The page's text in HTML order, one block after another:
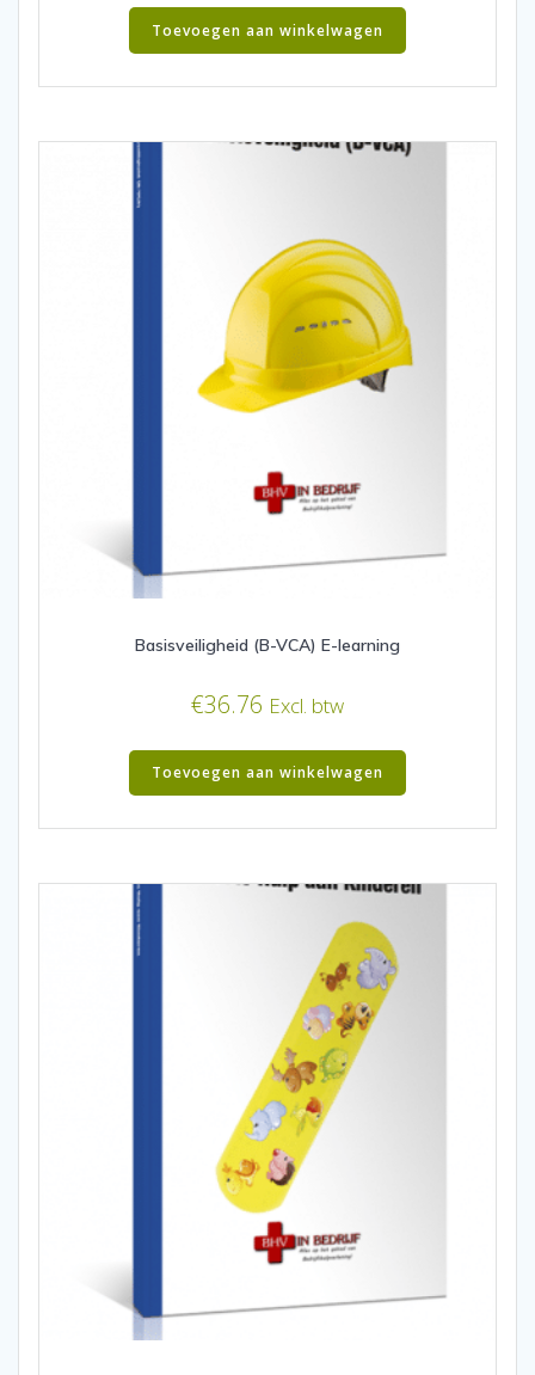
Toevoegen aan winkelwagen
Basisveiligheid (B-VCA) E-learning
€36.76 Excl. btw
Toevoegen aan winkelwagen